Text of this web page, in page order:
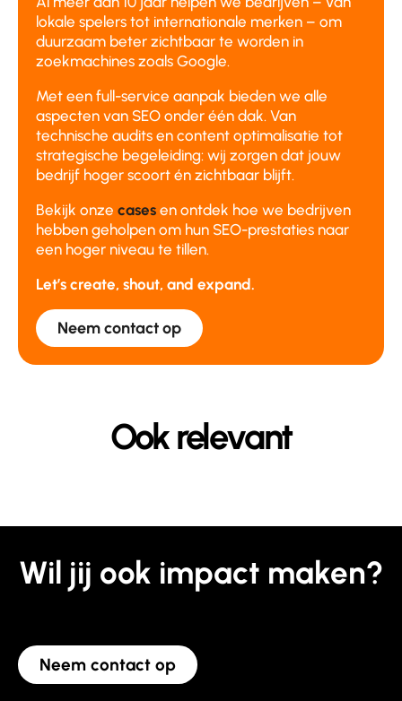
lokale spelers tot internationale merken – om
duurzaam beter zichtbaar te worden in
zoekmachines zoals Google.
Met een full-service aanpak bieden we alle
aspecten van SEO onder één dak. Van
technische audits en content optimalisatie tot
strategische begeleiding: wij zorgen dat jouw
bedrijf hoger scoort én zichtbaar blijft.
Bekijk onze cases en ontdek hoe we bedrijven
hebben geholpen om hun SEO-prestaties naar
een hoger niveau te tillen.
Let’s create, shout, and expand.
Neem contact op
Ook relevant
Wil jij ook impact maken?
Neem contact op